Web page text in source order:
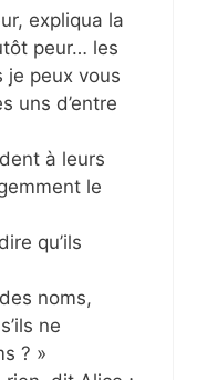
expliqua la
peur… les
je peux vous
uns d’entre
à leurs
le
qu’ils
noms,
ne
? »